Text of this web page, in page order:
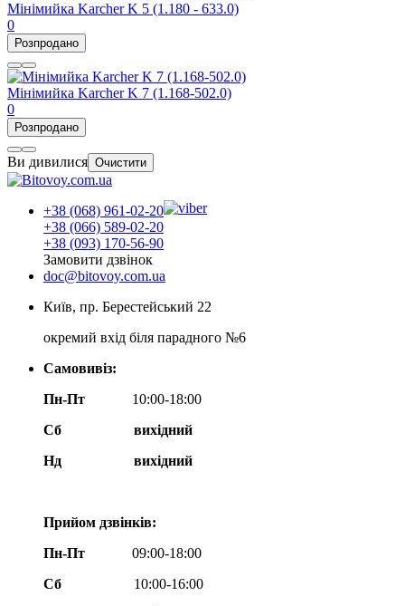
Мінімийка Karcher K 5 (1.180 - 633.0)
0
Розпродано
Мінімийка Karcher K 7 (1.168-502.0)
0
Розпродано
Ви дивилися Очистити
+38 (068) 961-02-20
+38 (066) 589-02-20
+38 (093) 170-56-90
Замовити дзвінок
doc@bitovoy.com.ua
Київ, пр. Берестейський 22
окремий вхід біля парадного №6
Самовивіз:
Пн-Пт
10:00-18:00
Сб
вихідний
Нд
вихідний
Прийом дзвінків:
Пн-Пт
09:00-18:00
Сб
10:00-16:00